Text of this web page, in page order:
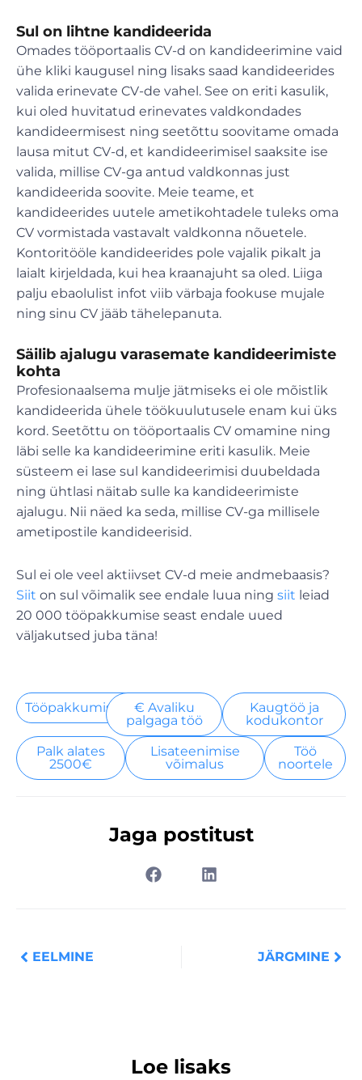
Sul on lihtne kandideerida
Omades tööportaalis CV-d on kandideerimine vaid
ühe kliki kaugusel ning lisaks saad kandideerides
valida erinevate CV-de vahel. See on eriti kasulik,
kui oled huvitatud erinevates valdkondades
kandideermisest ning seetõttu soovitame omada
lausa mitut CV-d, et kandideerimisel saaksite ise
valida, millise CV-ga antud valdkonnas just
kandideerida soovite. Meie teame, et
kandideerides uutele ametikohtadele tuleks oma
CV vormistada vastavalt valdkonna nõuetele.
Kontoritööle kandideerides pole vajalik pikalt ja
laialt kirjeldada, kui hea kraanajuht sa oled. Liiga
palju ebaolulist infot viib värbaja fookuse mujale
ning sinu CV jääb tähelepanuta.
Säilib ajalugu varasemate kandideerimiste
kohta
Profesionaalsema mulje jätmiseks ei ole mõistlik
kandideerida ühele töökuulutusele enam kui üks
kord. Seetõttu on tööportaalis CV omamine ning
läbi selle ka kandideerimine eriti kasulik. Meie
süsteem ei lase sul kandideerimisi duubeldada
ning ühtlasi näitab sulle ka kandideerimiste
ajalugu. Nii näed ka seda, millise CV-ga millisele
ametipostile kandideerisid.
Sul ei ole veel aktiivset CV-d meie andmebaasis?
Siit on sul võimalik see endale luua ning siit leiad
20 000 tööpakkumise seast endale uued
väljakutsed juba täna!
Tööpakkumised
€ Avaliku
palgaga töö
Kaugtöö ja
kodukontor
Palk alates
2500€
Lisateenimise
võimalus
Töö
noortele
Jaga postitust
EELMINE JÄRGMINE
Loe lisaks